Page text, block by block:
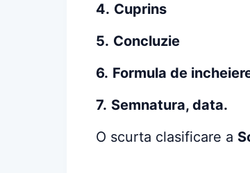
4. Cuprins
5. Concluzie
6. Formula de
7. Semnatura, data.
O scurta clasificare a